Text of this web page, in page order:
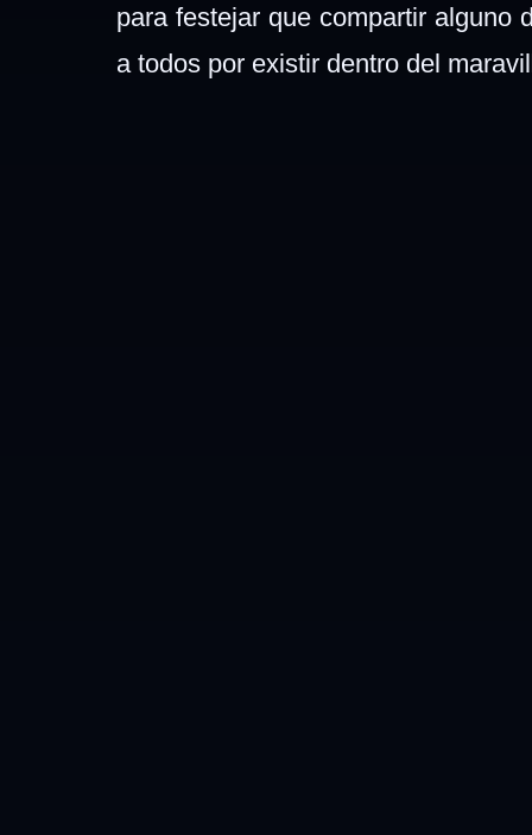
para festejar que compartir alguno
a todos por existir dentro del